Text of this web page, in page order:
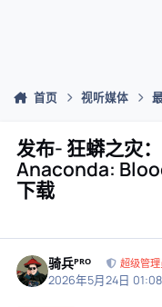
首页 视听媒体
发布- 狂蟒之灾
Anaconda:
下载
骑兵ᴾᴿᴼ 超级管理
2026年5月24日 01:08